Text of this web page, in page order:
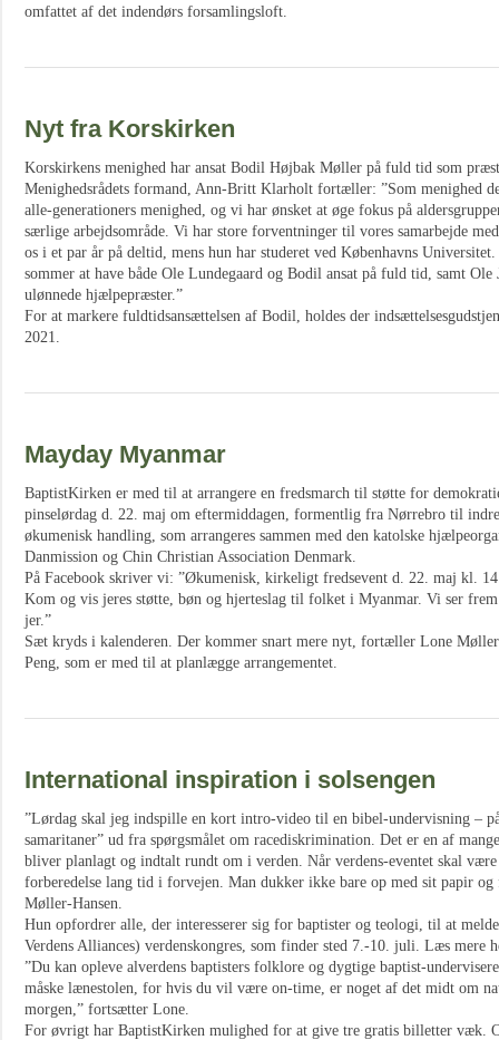
omfattet af det indendørs forsamlingsloft.
Nyt fra Korskirken
Korskirkens menighed har ansat Bodil Højbak Møller på fuld tid som
Menighedsrådets formand, Ann-Britt Klarholt fortæller: ”Som menighed
alle-generationers menighed, og vi har ønsket at øge fokus på
særlige arbejdsområde. Vi har store forventninger til vores samarbejde
os i et par år på deltid, mens hun har studeret ved Københavns
sommer at have både Ole Lundegaard og Bodil ansat på fuld tid, samt
ulønnede hjælpepræster.”
For at markere fuldtidsansættelsen af Bodil, holdes der
2021.
Mayday Myanmar
BaptistKirken er med til at arrangere en fredsmarch til støtte for
pinselørdag d. 22. maj om eftermiddagen, formentlig fra Nørrebro til
økumenisk handling, som arrangeres sammen med den katolske
Danmission og Chin Christian Association Denmark.
På Facebook skriver vi: ”Økumenisk, kirkeligt fredsevent d. 22. maj kl.
Kom og vis jeres støtte, bøn og hjerteslag til folket i Myanmar. Vi ser
jer.”
Sæt kryds i kalenderen. Der kommer snart mere nyt, fortæller Lone
Peng, som er med til at planlægge arrangementet.
International inspiration i solsengen
”Lørdag skal jeg indspille en kort intro-video til en bibel-undervisning –
samaritaner” ud fra spørgsmålet om racediskrimination. Det er en af
bliver planlagt og indtalt rundt om i verden. Når verdens-eventet skal
forberedelse lang tid i forvejen. Man dukker ikke bare op med sit papir
Møller-Hansen.
Hun opfordrer alle, der interesserer sig for baptister og teologi, til at
Verdens Alliances) verdenskongres, som finder sted 7.-10. juli. Læs mere
”Du kan opleve alverdens baptisters folklore og dygtige baptist-
måske lænestolen, for hvis du vil være on-time, er noget af det midt om
morgen,” fortsætter Lone.
For øvrigt har BaptistKirken mulighed for at give tre gratis billetter væk.